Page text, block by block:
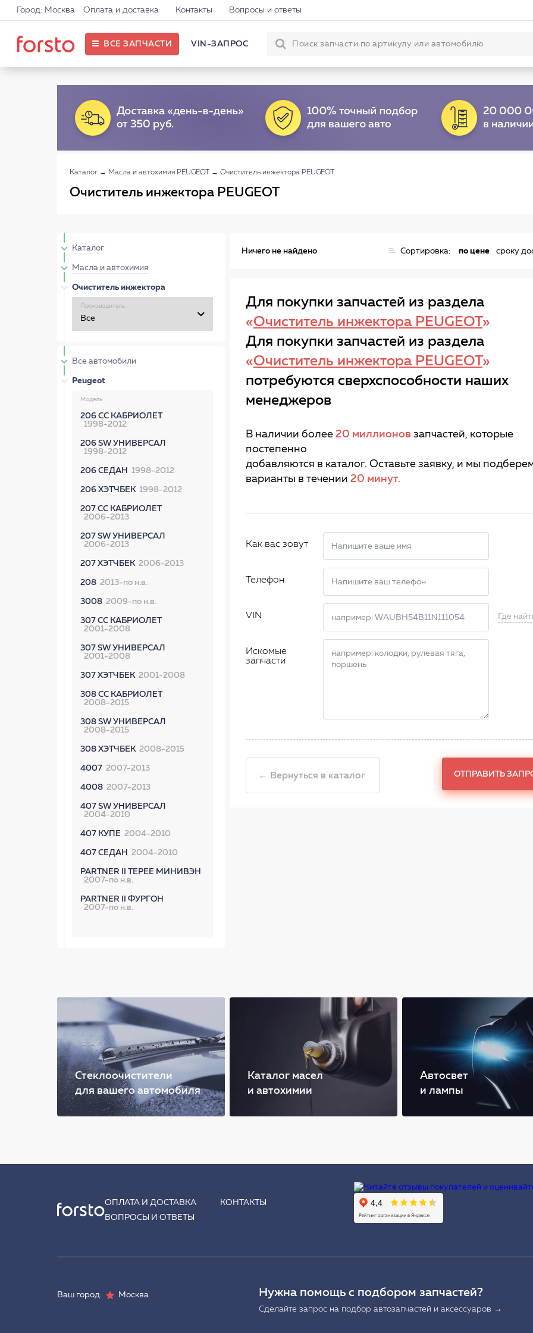
Город: Москва Оплата и доставка Контакты Вопросы и ответы
ВСЕ ЗАПЧАСТИ VIN-ЗАПРОС
Каталог → Масла и автохимия PEUGEOT → Очиститель инжектора PEUGEOT
Очиститель инжектора PEUGEOT
Каталог
Масла и автохимия
Очиститель инжектора
Производитель
Все автомобили
Peugeot
Модель
206 CC КАБРИОЛЕТ
1998-2012
206 SW УНИВЕРСАЛ
1998-2012
206 СЕДАН 1998-2012
206 ХЭТЧБЕК 1998-2012
207 CC КАБРИОЛЕТ
2006-2013
207 SW УНИВЕРСАЛ
2006-2013
207 ХЭТЧБЕК 2006-2013
208 2013-по н.в.
3008 2009-по н.в.
307 CC КАБРИОЛЕТ
2001-2008
307 SW УНИВЕРСАЛ
2001-2008
307 ХЭТЧБЕК 2001-2008
308 CC КАБРИОЛЕТ
2008-2015
308 SW УНИВЕРСАЛ
2008-2015
308 ХЭТЧБЕК 2008-2015
4007 2007-2013
4008 2007-2013
407 SW УНИВЕРСАЛ
2004-2010
407 КУПЕ 2004-2010
407 СЕДАН 2004-2010
PARTNER II TEPEE МИНИВЭН
2007-по н.в.
PARTNER II ФУРГОН
2007-по н.в.
Ничего не найдено Сортировка: по цене сроку
Для покупки запчастей из раздела
«Очиститель инжектора PEUGEOT»
Для покупки запчастей из раздела
«Очиститель инжектора PEUGEOT»
потребуются сверхспособности наших
менеджеров
В наличии более 20 миллионов запчастей, которые
постепенно
добавляются в каталог. Оставьте заявку, и мы
варианты в течении 20 минут.
Как вас зовут
Телефон
VIN Где
Искомые
запчасти
← Вернуться в каталог ОТПРАВИТЬ
Стеклоочистители
для вашего автомобиля
Каталог масел
и автохимии
Автосвет
и лампы
ОПЛАТА И ДОСТАВКА
КОНТАКТЫ
ВОПРОСЫ И ОТВЕТЫ
Ваш город: Москва Нужна помощь с подбором запчастей?
Сделайте запрос на подбор автозапчастей и аксессуаров →